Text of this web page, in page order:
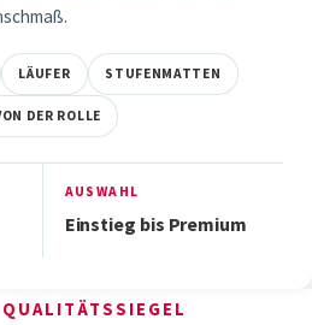
LÄUFER STUFENMATTEN
DER ROLLE
AUSWAHL
Einstieg bis Premium